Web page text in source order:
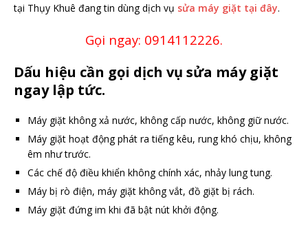
tại Thụy Khuê đang tin dùng dịch vụ sửa máy giặt tại đây.
Gọi ngay: 0914112226.
Dấu hiệu cần gọi dịch vụ sửa máy giặt
ngay lập tức.
Máy giặt không xả nước, không cấp nước, không giữ nước.
Máy giặt hoạt động phát ra tiếng kêu, rung khó chịu, không
êm như trước.
Các chế độ điều khiển không chính xác, nhảy lung tung.
Máy bị rò điện, máy giặt không vắt, đồ giặt bị rách.
Máy giặt đứng im khi đã bật nút khởi động.